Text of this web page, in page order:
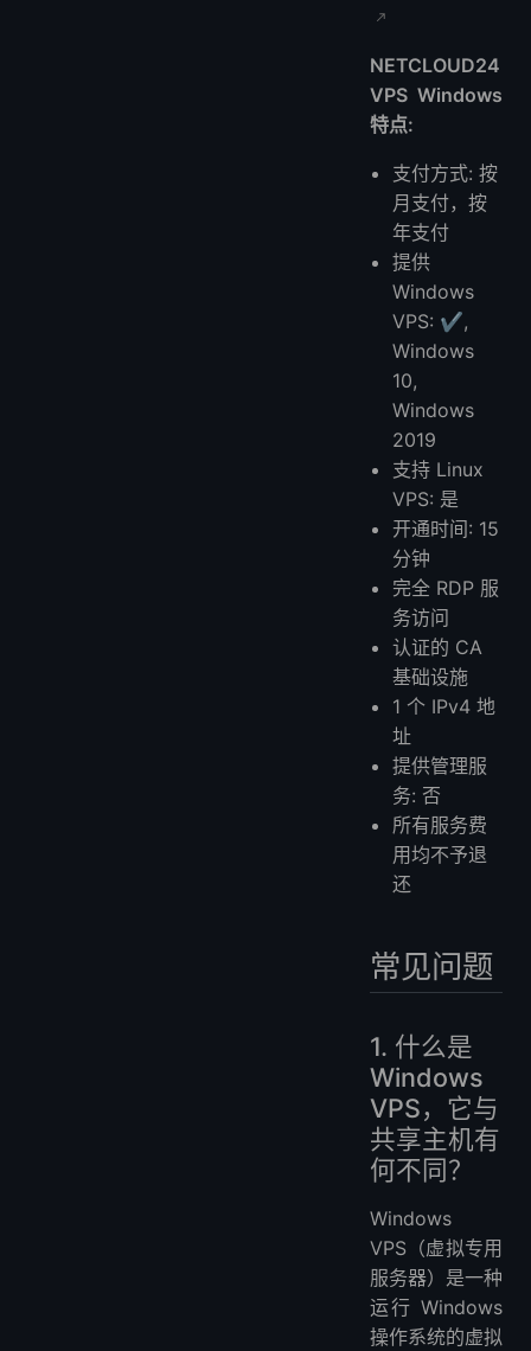
NETCLOUD24
VPS Windows
特点:
支付方式: 按
月支付，按
年支付
提供
Windows
VPS: ✔️,
Windows
10,
Windows
2019
支持 Linux
VPS: 是
开通时间: 15
分钟
完全 RDP 服
务访问
认证的 CA
基础设施
1 个 IPv4 地
址
提供管理服
务: 否
所有服务费
用均不予退
还
常见问题
1. 什么是
Windows
VPS，它与
共享主机有
何不同？
Windows
VPS（虚拟专用
服务器）是一种
运行 Windows
操作系统的虚拟